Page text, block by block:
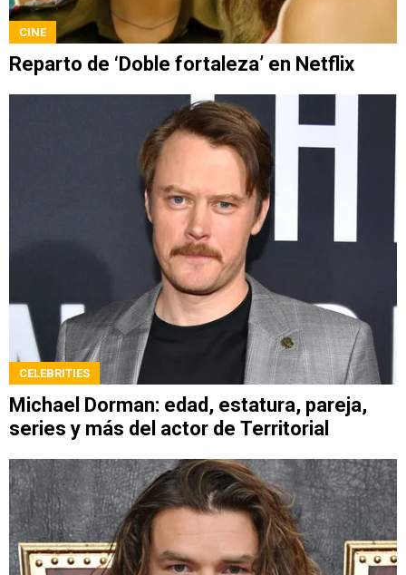
CINE
Reparto de ‘Doble fortaleza’ en Netflix
CELEBRITIES
Michael Dorman: edad, estatura, pareja,
series y más del actor de Territorial